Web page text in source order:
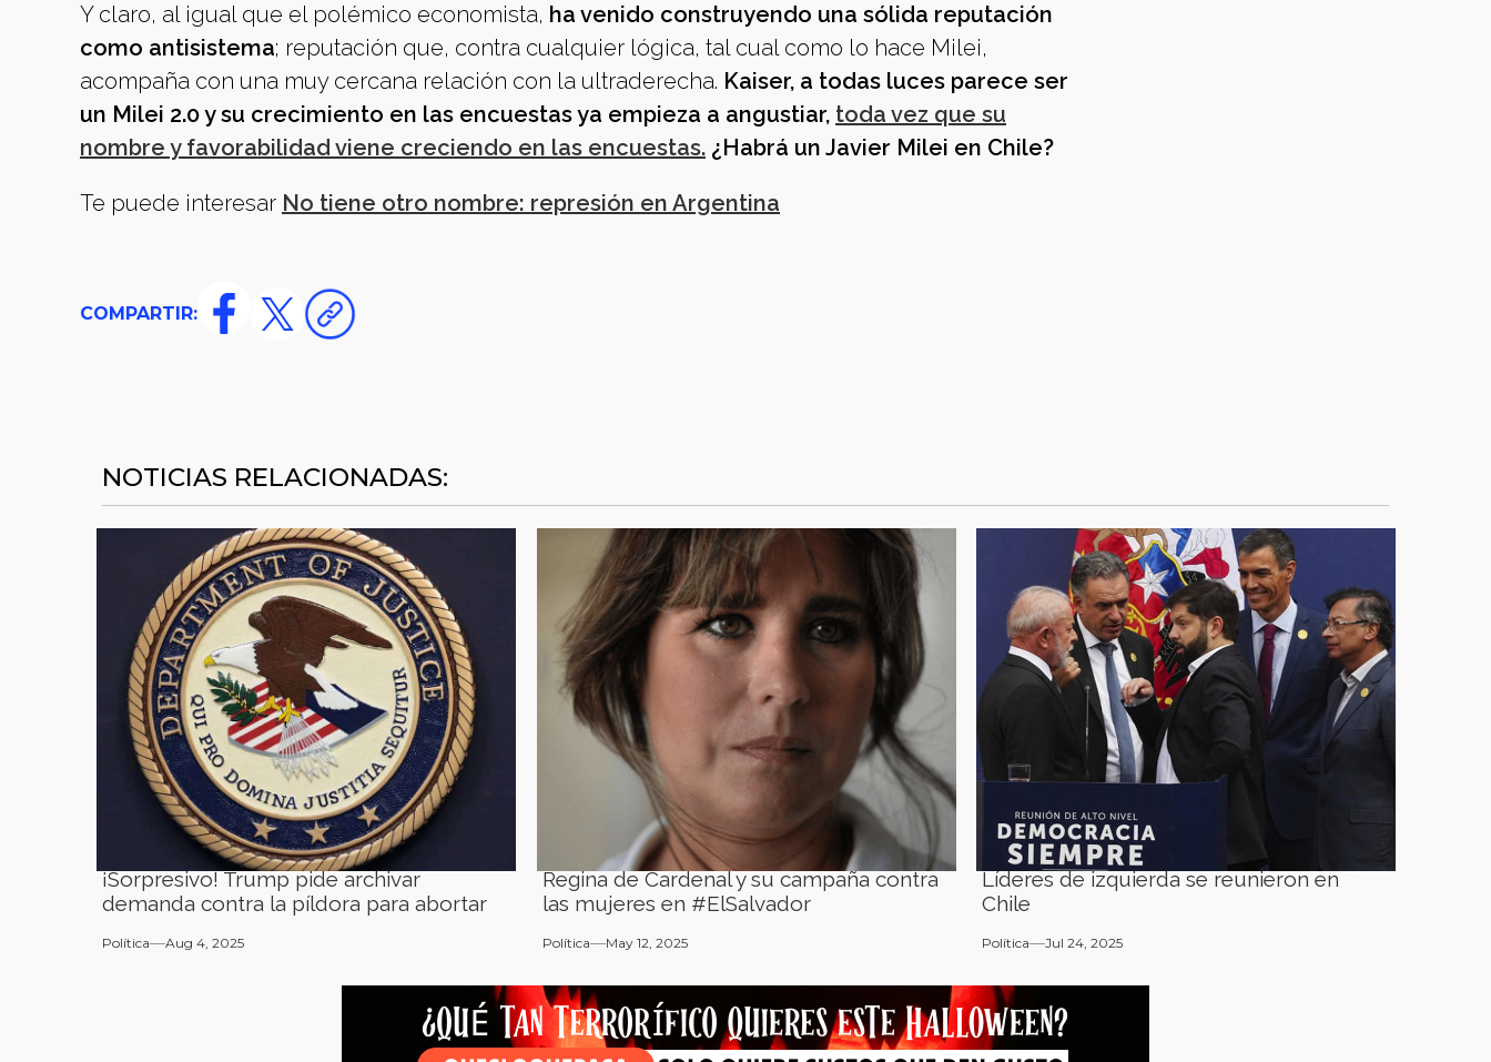
Y claro, al igual que el polémico economista, ha venido construyendo una sólida reputación
como antisistema; reputación que, contra cualquier lógica, tal cual como lo hace Milei,
acompaña con una muy cercana relación con la ultraderecha. Kaiser, a todas luces parece ser
un Milei 2.0 y su crecimiento en las encuestas ya empieza a angustiar, toda vez que su
nombre y favorabilidad viene creciendo en las encuestas. ¿Habrá un Javier Milei en Chile?
Te puede interesar No tiene otro nombre: represión en Argentina
COMPARTIR:
NOTICIAS RELACIONADAS:
¡Sorpresivo! Trump pide archivar
demanda contra la píldora para abortar
Política Aug 4, 2025
Regina de Cardenal y su campaña contra
las mujeres en #ElSalvador
Política May 12, 2025
Líderes de izquierda se reunieron en
Chile
Política Jul 24, 2025